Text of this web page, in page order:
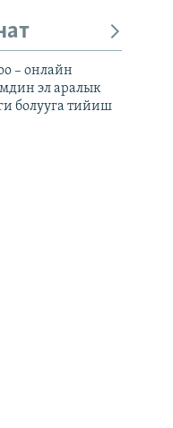
– онлайн
эл аралык
болууга тийиш